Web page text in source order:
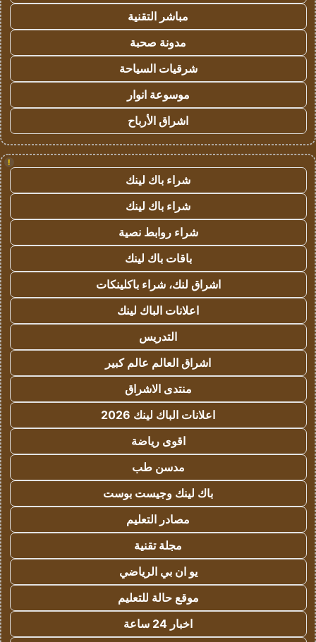
مباشر التقنية
مدونة صحبة
شرقيات السياحة
موسوعة انوار
اشراق الأرباح
!
شراء باك لينك
شراء باك لينك
شراء روابط نصية
باقات باك لينك
اشراق لنك، شراء باكلينكات
اعلانات الباك لينك
التدريس
اشراق العالم عالم كبير
منتدى الاشراق
اعلانات الباك لينك 2026
اقوى رياضة
مدسن طب
باك لينك وجيست بوست
مصادر التعليم
مجلة تقنية
يو ان بي الرياضي
موقع حالة للتعليم
اخبار 24 ساعة